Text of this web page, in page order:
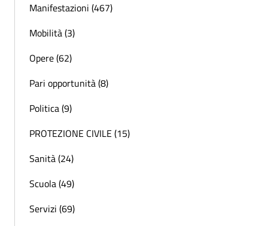
Manifestazioni (467)
Mobilità (3)
Opere (62)
Pari opportunità (8)
Politica (9)
PROTEZIONE CIVILE (15)
Sanità (24)
Scuola (49)
Servizi (69)